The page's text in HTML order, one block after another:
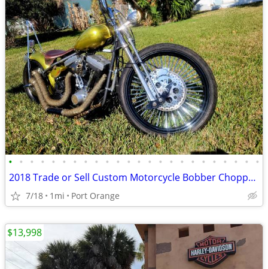
• • • • • • • • • • • • • • • • • • • • • • • •
2018 Trade or Sell Custom Motorcycle Bobber Chopper Springer
7/18 1mi Port Orange
$13,998